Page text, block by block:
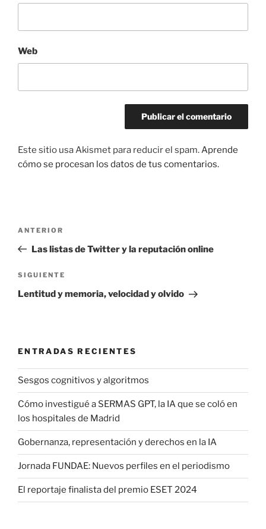
Web
Este sitio usa Akismet para reducir el spam.Aprende
cómo se procesan los datos de tus comentarios.
entradas
Entrada
anterior:
ANTERIOR
Las listas de Twitter y la reputación online
Siguiente
entrada
SIGUIENTE
Lentitud y memoria, velocidad y olvido
ENTRADAS RECIENTES
Sesgos cognitivos y algoritmos
Cómo investigué a SERMAS GPT, la IA que se coló en
los hospitales de Madrid
Gobernanza, representación y derechos en la IA
Jornada FUNDAE: Nuevos perfiles en el periodismo
El reportaje finalista del premio ESET 2024